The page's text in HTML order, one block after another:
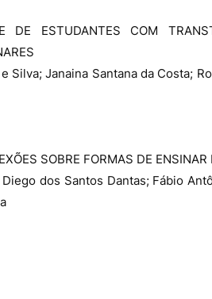
DE ESTUDANTES COM
Silva; Janaina Santana da Costa;
SOBRE FORMAS DE
dos Santos Dantas; Fábio